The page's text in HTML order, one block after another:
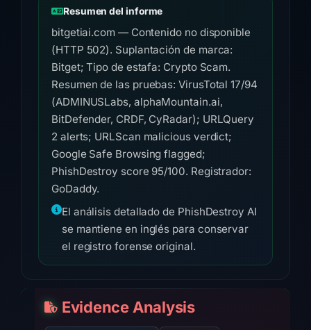
Resumen del informe
bitgetiai.com — Contenido no disponible
(HTTP 502). Suplantación de marca:
Bitget; Tipo de estafa: Crypto Scam.
Resumen de las pruebas: VirusTotal 17/94
(ADMINUSLabs, alphaMountain.ai,
BitDefender, CRDF, CyRadar); URLQuery
2 alerts; URLScan malicious verdict;
Google Safe Browsing flagged;
PhishDestroy score 95/100. Registrador:
GoDaddy.
El análisis detallado de PhishDestroy AI
se mantiene en inglés para conservar
el registro forense original.
Evidence Analysis